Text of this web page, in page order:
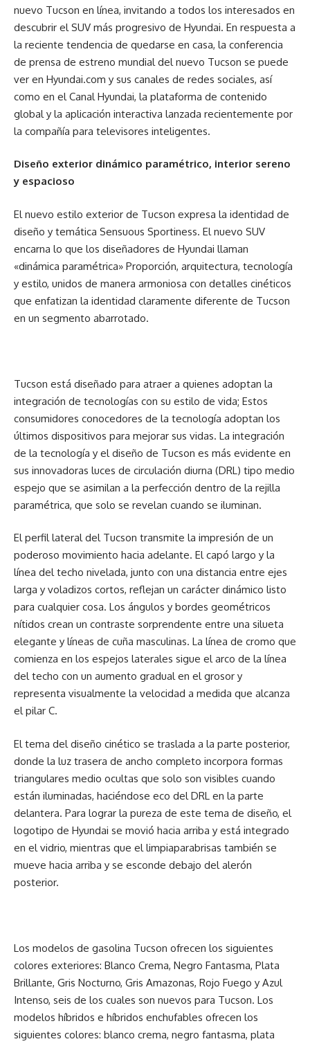
nuevo Tucson en línea, invitando a todos los interesados ​​en
descubrir el SUV más progresivo de Hyundai. En respuesta a
la reciente tendencia de quedarse en casa, la conferencia
de prensa de estreno mundial del nuevo Tucson se puede
ver en Hyundai.com y sus canales de redes sociales, así
como en el Canal Hyundai, la plataforma de contenido
global y la aplicación interactiva lanzada recientemente por
la compañía para televisores inteligentes.
Diseño exterior dinámico paramétrico, interior sereno
y espacioso
El nuevo estilo exterior de Tucson expresa la identidad de
diseño y temática Sensuous Sportiness. El nuevo SUV
encarna lo que los diseñadores de Hyundai llaman
«dinámica paramétrica» Proporción, arquitectura, tecnología
y estilo, unidos de manera armoniosa ​​con detalles cinéticos
que enfatizan la identidad claramente diferente de Tucson
en un segmento abarrotado.
Tucson está diseñado para atraer a quienes adoptan la
integración de tecnologías con su estilo de vida; Estos
consumidores conocedores de la tecnología adoptan los
últimos dispositivos para mejorar sus vidas. La integración
de la tecnología y el diseño de Tucson es más evidente en
sus innovadoras luces de circulación diurna (DRL) tipo medio
espejo que se asimilan a la perfección dentro de la rejilla
paramétrica, que solo se revelan cuando se iluminan.
El perfil lateral del Tucson transmite la impresión de un
poderoso movimiento hacia adelante. El capó largo y la
línea del techo nivelada, junto con una distancia entre ejes
larga y voladizos cortos, reflejan un carácter dinámico listo
para cualquier cosa. Los ángulos y bordes geométricos
nítidos crean un contraste sorprendente entre una silueta
elegante y líneas de cuña masculinas. La línea de cromo que
comienza en los espejos laterales sigue el arco de la línea
del techo con un aumento gradual en el grosor y
representa visualmente la velocidad a medida que alcanza
el pilar C.
El tema del diseño cinético se traslada a la parte posterior,
donde la luz trasera de ancho completo incorpora formas
triangulares medio ocultas que solo son visibles cuando
están iluminadas, haciéndose eco del DRL en la parte
delantera. Para lograr la pureza de este tema de diseño, el
logotipo de Hyundai se movió hacia arriba y está integrado
en el vidrio, mientras que el limpiaparabrisas también se
mueve hacia arriba y se esconde debajo del alerón
posterior.
Los modelos de gasolina Tucson ofrecen los siguientes
colores exteriores: Blanco Crema, Negro Fantasma, Plata
Brillante, Gris Nocturno, Gris Amazonas, Rojo Fuego y Azul
Intenso, seis de los cuales son nuevos para Tucson. Los
modelos híbridos e híbridos enchufables ofrecen los
siguientes colores: blanco crema, negro fantasma, plata